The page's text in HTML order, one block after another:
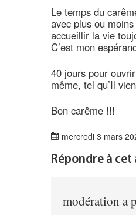
Le temps du
avec plus ou
accueillir la vie
C’est mon
40 jours pour
même, tel qu’Il
Bon carême !!!
mercredi 3 mars
Répondre à
modération a